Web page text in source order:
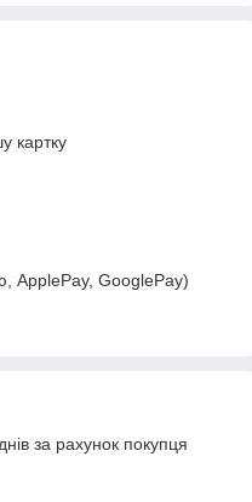
картку
ApplePay, GooglePay)
за рахунок покупця